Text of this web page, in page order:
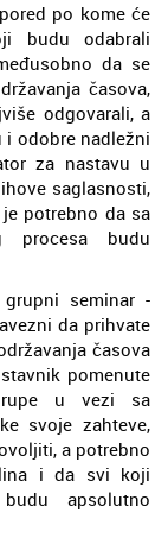
po kome će
budu odabrali
da se
časova,
odgovarali, a
i odobre nadležni
za nastavu u
saglasnosti,
potrebno da sa
procesa budu
seminar -
da prihvate
časova
pomenute
u vezi sa
svoje zahteve,
a potrebno
i da svi koji
apsolutno